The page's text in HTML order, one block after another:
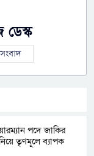
ডেস্ক
পদে জাকির
তৃণমূলে ব্যাপক